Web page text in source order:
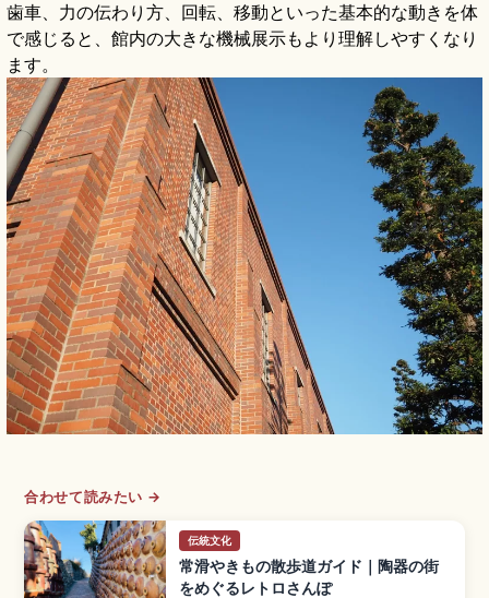
歯車、力の伝わり方、回転、移動といった基本的な動きを体
で感じると、館内の大きな機械展示もより理解しやすくなり
ます。
合わせて読みたい →
伝統文化
常滑やきもの散歩道ガイド｜陶器の街
をめぐるレトロさんぽ